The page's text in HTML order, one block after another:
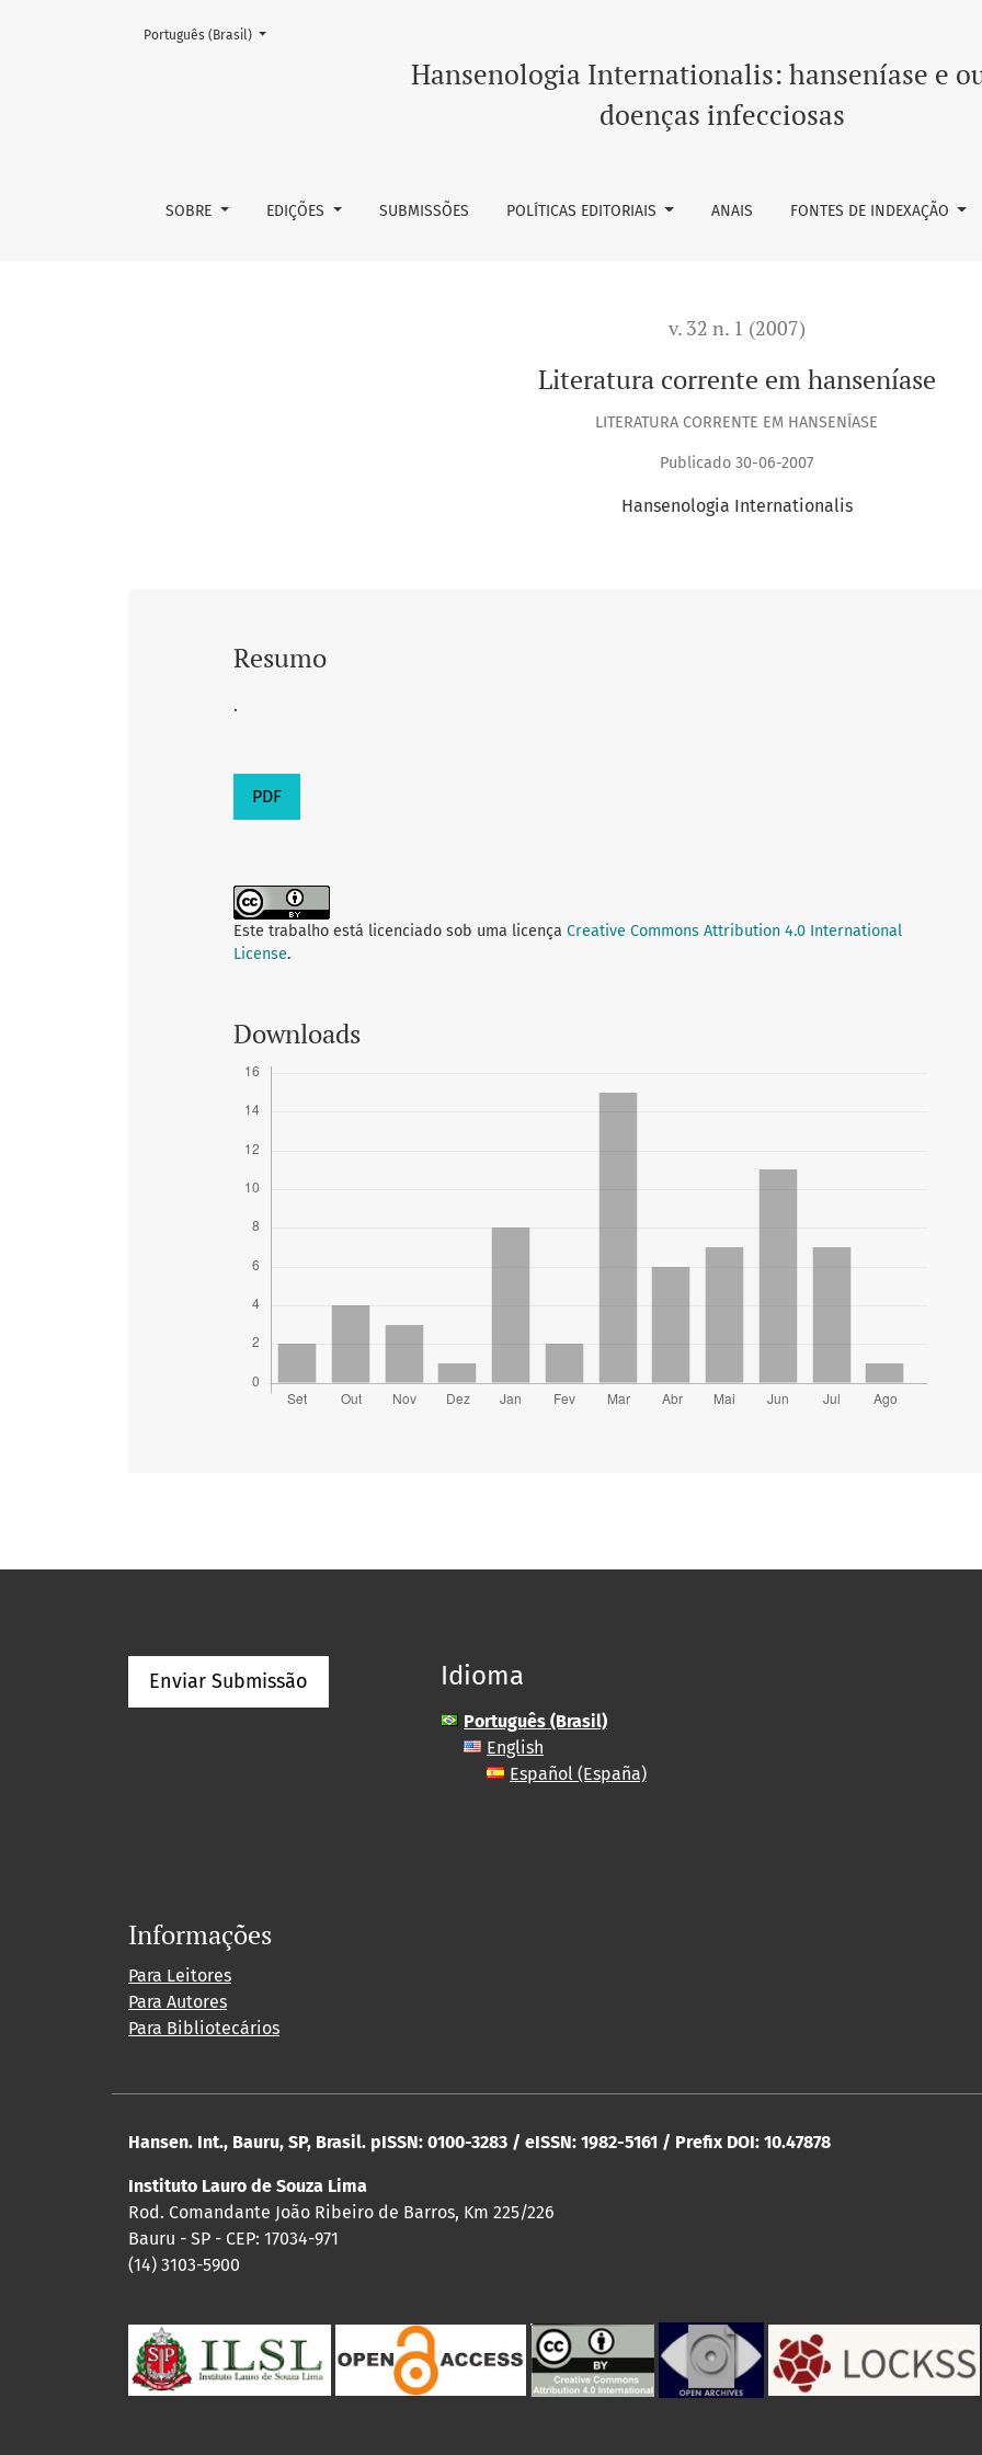
Literatura corrente em hanseníase
Hansenologia Internationalis: hanseníase e
doenças infecciosas
SOBRE EDIÇÕES SUBMISSÕES POLÍTICAS EDITORIAIS ANAIS FONTES DE INDEXAÇÃO
Mudar o idioma. O atual é:
Português (Brasil)
v. 32 n. 1 (2007)
Literatura corrente em hanseníase
LITERATURA CORRENTE EM HANSENÍASE
Publicado 30-06-2007
Hansenologia Internationalis
Resumo
.
PDF
Este trabalho está licenciado sob uma licença Creative Commons Attribution 4.0 International
License.
Downloads
Enviar Submissão Idioma
Português (Brasil)
English
Español (España)
Informações
Para Leitores
Para Autores
Para Bibliotecários
Hansen. Int., Bauru, SP, Brasil. pISSN: 0100-3283 / eISSN: 1982-5161 / Prefix DOI: 10.47878
Instituto Lauro de Souza Lima
Rod. Comandante João Ribeiro de Barros, Km 225/226
Bauru - SP - CEP: 17034-971
(14) 3103-5900